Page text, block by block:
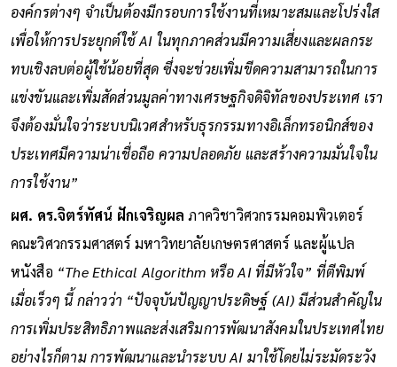
องค์กรต่างๆ จำเป็นต้องมีกรอบการใช้งานที่เหมาะสมและโปร่งใส
เพื่อให้การประยุกต์ใช้ AI ในทุกภาคส่วนมีความเสี่ยงและผลกระ
ทบเชิงลบต่อผู้ใช้น้อยที่สุด ซึ่งจะช่วยเพิ่มขีดความสามารถในการ
แข่งขันและเพิ่มสัดส่วนมูลค่าทางเศรษฐกิจดิจิทัลของประเทศ เรา
จึงต้องมั่นใจว่าระบบนิเวศสำหรับธุรกรรมทางอิเล็กทรอนิกส์ของ
ประเทศมีความน่าเชื่อถือ ความปลอดภัย และสร้างความมั่นใจใน
การใช้งาน”
ผศ. ดร.จิตร์ทัศน์ ฝักเจริญผล ภาควิชาวิศวกรรมคอมพิวเตอร์
คณะวิศวกรรมศาสตร์ มหาวิทยาลัยเกษตรศาสตร์ และผู้แปล
หนังสือ “The Ethical Algorithm หรือ AI ที่มีหัวใจ” ที่ตีพิมพ์
เมื่อเร็วๆ นี้ กล่าวว่า “ปัจจุบันปัญญาประดิษฐ์ (AI) มีส่วนสำคัญใน
การเพิ่มประสิทธิภาพและส่งเสริมการพัฒนาสังคมในประเทศไทย
อย่างไรก็ตาม การพัฒนาและนำระบบ AI มาใช้โดยไม่ระมัดระวัง